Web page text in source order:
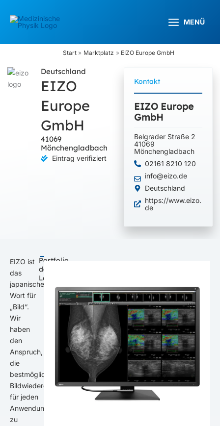
Inhalt
springen
MENÜ
Start Marktplatz EIZO Europe GmbH
Deutschland
EIZO
Europe
GmbH
41069
Mönchengladbach
Eintrag verifiziert
Kontakt
EIZO Europe
GmbH
Belgrader Straße 2
41069
Mönchengladbach
02161 8210 120
info@eizo.de
Deutschland
https://www.eizo.
de
EIZO ist
das
japanische
Wort für
„Bild“.
Wir
haben
den
Anspruch,
die
bestmöglichen
Bildwiedergabelösungen
für jeden
Anwendungsbereich
zu
Portfolio
der
Leistungen